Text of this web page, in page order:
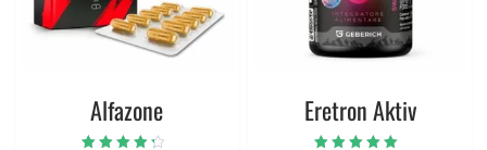
Alfazone Eretron Aktiv